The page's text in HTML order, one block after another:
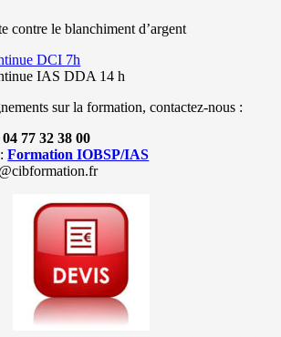
contre le blanchiment d’argent
DCI 7h
IAS DDA 14 h
sur la formation, contactez-nous :
04 77 32 38 00
:Formation IOBSP/IAS